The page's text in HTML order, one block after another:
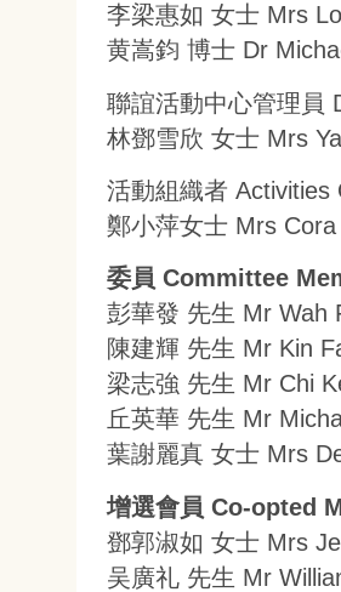
李梁惠如 女士 Mrs
黄嵩鈞 博士 Dr
聯誼活動中心管理員
林鄧雪欣 女士 Mrs
活動組織者 Activities
鄭小萍女士 Mrs
委員 Committee
彭華發 先生 Mr Wah
陳建輝 先生 Mr Kin
梁志強 先生 Mr Chi
丘英華 先生 Mr
葉謝麗真 女士 Mrs
增選會員 Co-opted
鄧郭淑如 女士 Mrs
吴廣礼 先生 Mr